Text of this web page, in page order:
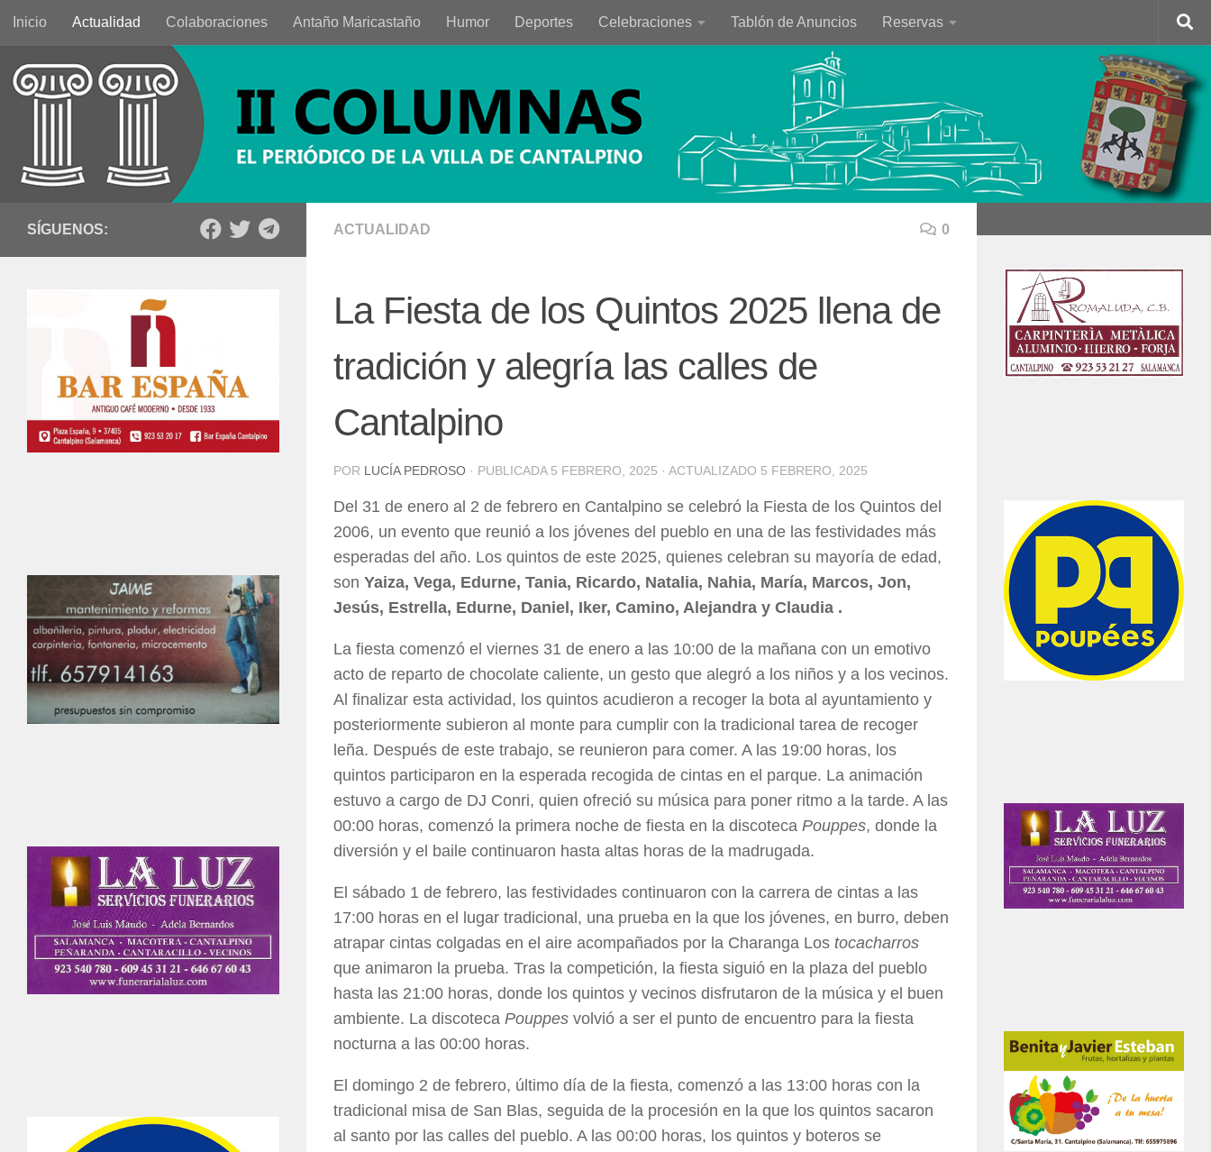
Saltar al contenido
Inicio Actualidad Colaboraciones Antaño Maricastaño Humor Deportes Celebraciones Tablón de Anuncios Reservas
ACTUALIDAD 0
La Fiesta de los Quintos 2025 llena de
tradición y alegría las calles de
Cantalpino
POR LUCÍA PEDROSO · PUBLICADA 5 FEBRERO, 2025 · ACTUALIZADO 5 FEBRERO, 2025
Del 31 de enero al 2 de febrero en Cantalpino se celebró la Fiesta de los Quintos del
2006, un evento que reunió a los jóvenes del pueblo en una de las festividades más
esperadas del año. Los quintos de este 2025, quienes celebran su mayoría de edad,
son Yaiza, Vega, Edurne, Tania, Ricardo, Natalia, Nahia, María, Marcos, Jon,
Jesús, Estrella, Edurne, Daniel, Iker, Camino, Alejandra y Claudia .
La fiesta comenzó el viernes 31 de enero a las 10:00 de la mañana con un emotivo
acto de reparto de chocolate caliente, un gesto que alegró a los niños y a los vecinos.
Al finalizar esta actividad, los quintos acudieron a recoger la bota al ayuntamiento y
posteriormente subieron al monte para cumplir con la tradicional tarea de recoger
leña. Después de este trabajo, se reunieron para comer. A las 19:00 horas, los
quintos participaron en la esperada recogida de cintas en el parque. La animación
estuvo a cargo de DJ Conri, quien ofreció su música para poner ritmo a la tarde. A las
00:00 horas, comenzó la primera noche de fiesta en la discoteca Pouppes, donde la
diversión y el baile continuaron hasta altas horas de la madrugada.
El sábado 1 de febrero, las festividades continuaron con la carrera de cintas a las
17:00 horas en el lugar tradicional, una prueba en la que los jóvenes, en burro, deben
atrapar cintas colgadas en el aire acompañados por la Charanga Los tocacharros
que animaron la prueba. Tras la competición, la fiesta siguió en la plaza del pueblo
hasta las 21:00 horas, donde los quintos y vecinos disfrutaron de la música y el buen
ambiente. La discoteca Pouppes volvió a ser el punto de encuentro para la fiesta
nocturna a las 00:00 horas.
El domingo 2 de febrero, último día de la fiesta, comenzó a las 13:00 horas con la
tradicional misa de San Blas, seguida de la procesión en la que los quintos sacaron
al santo por las calles del pueblo. A las 00:00 horas, los quintos y boteros se
SÍGUENOS: